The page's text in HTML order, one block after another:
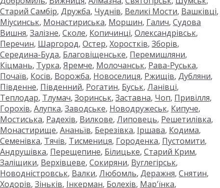
Старий Самбір, Дружба, Чуднів, Великі Мости, Вашківці,
Міусинськ, Монастириська, Моршин, Галич, Судова
Вишня, Залізне, Сколе, Копичинці, Олександрівськ,
Перечин, Шаргород, Остер, Хоростків, Зборів,
Середина-Буда, Благовіщенське, Перемишляни,
Кіцмань, Турка, Яремче, Молочанськ, Рава-Руська,
Почаїв, Косів, Ворожба, Новоселиця, Ржищів, Дубляни,
Південне, Південний, Рогатин, Буськ, Ланівці,
Теплодар, Тлумач, Зоринськ, Заставна, Чоп, Привілля,
Горохів, Алупка, Заводське, Новодружеськ, Кипуче,
Мостиська, Радехів, Вилкове, Липовець, Решетилівка,
Монастирище, Ананьїв, Березівка, Іршава, Кодима,
Семенівка, Тячів, Тисмениця, Городенка, Пустомити,
Андрушівка, Перещепине, Білицьке, Старий Крим,
Заліщики, Верхівцеве, Сокиряни, Вуглегірськ,
Новодністровськ, Валки, Любомль, Деражня, Снятин,
Ходорів, Зіньків, Інкерман, Болехів, Мар'їнка,